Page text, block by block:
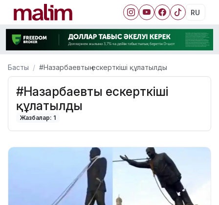
RU
Басты #Назарбаевтың ескерткіші құлатылды
#Назарбаевтың ескерткіші
құлатылды
Жазбалар: 1